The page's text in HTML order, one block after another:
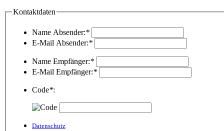
Kontaktdaten
Name Absender:*
E-Mail Absender:*
Name Empfänger:*
E-Mail Empfänger:*
Code*:
Datenschutz